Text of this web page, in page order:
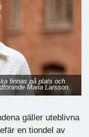
finnas på plats och
Maria Larsson.
gäller uteblivna
en tiondel av